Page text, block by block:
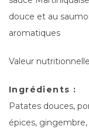
douce et au
aromatiques
Valeur
Ingrédients :
Patates douces,
épices,